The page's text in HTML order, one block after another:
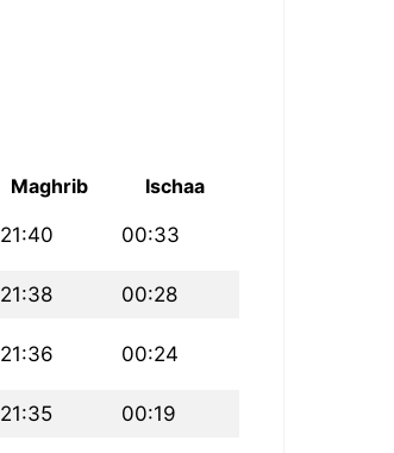
Maghrib Ischaa
21:40 00:33
21:38 00:28
21:36 00:24
21:35 00:19